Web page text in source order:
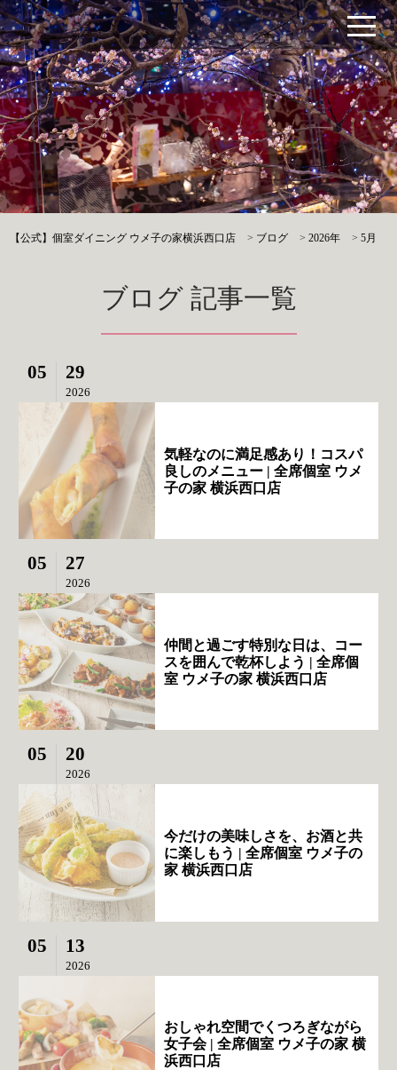
【公式】個室ダイニング ウメ子の家横浜西口店 > ブログ >2026年 >5月
ブログ 記事一覧
05 29
2026
気軽なのに満足感あり！コスパ
良しのメニュー | 全席個室 ウメ
子の家 横浜西口店
05 27
2026
仲間と過ごす特別な日は、コー
スを囲んで乾杯しよう | 全席個
室 ウメ子の家 横浜西口店
05 20
2026
今だけの美味しさを、お酒と共
に楽しもう | 全席個室 ウメ子の
家 横浜西口店
05 13
2026
おしゃれ空間でくつろぎながら
女子会 | 全席個室 ウメ子の家 横
浜西口店